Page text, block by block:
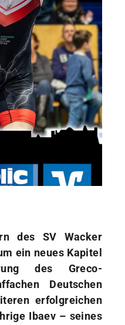
des SV Wacker
ein neues Kapitel
des Greco-
Deutschen
erfolgreichen
Ibaev – seines